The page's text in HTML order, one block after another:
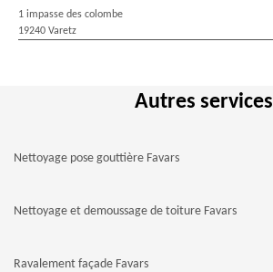
1 impasse des colombe
19240 Varetz
Autres services
Nettoyage pose gouttière Favars
Nettoyage et demoussage de toiture Favars
Ravalement façade Favars